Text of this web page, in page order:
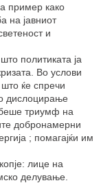
пример како
на јавниот
и
политиката ја
Во услови
ќе спречи
дислоцирање
беше триумф на
добронамерни
; помагајќи им
лице на
делување.